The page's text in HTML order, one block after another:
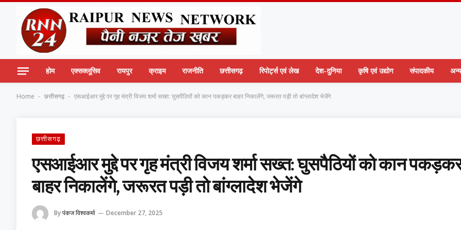
होम एक्सक्लूसिव रायपुर क्राइम राजनीति छत्तीसगढ़ रिपोर्ट्स एवं लेख देश-दुनिया कृषि एवं उद्योग संपादकीय अन्य
Home - छत्तीसगढ़ - एसआईआर मुद्दे पर गृह मंत्री विजय शर्मा सख्त: घुसपैठियों को कान पकड़कर बाहर निकालेंगे, जरूरत पड़ी तो बांग्लादेश भेजेंगे
छत्तीसगढ़
एसआईआर मुद्दे पर गृह मंत्री विजय शर्मा सख्त: घुसपैठियों को कान
बाहर निकालेंगे, जरूरत पड़ी तो बांग्लादेश भेजेंगे
Byपंकज विश्वकर्मा December 27, 2025